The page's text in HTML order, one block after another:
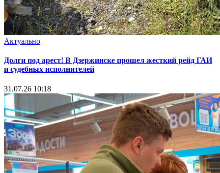
Актуально
Долги под арест! В Дзержинске прошел жесткий рейд ГАИ
и судебных исполнителей
31.07.26 10:18